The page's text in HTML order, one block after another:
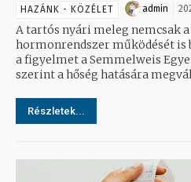
HAZÁNK - KÖZÉLET admin
A tartós nyári meleg nemcsak
hormonrendszer működését
a figyelmet a Semmelweis
szerint a hőség hatására
Részletek...